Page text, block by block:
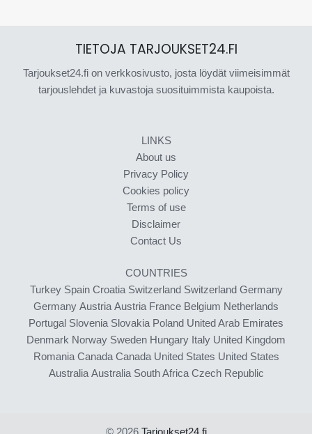
TIETOJA TARJOUKSET24.FI
Tarjoukset24.fi on verkkosivusto, josta löydät viimeisimmät
tarjouslehdet ja kuvastoja suosituimmista kaupoista.
LINKS
About us
Privacy Policy
Cookies policy
Terms of use
Disclaimer
Contact Us
COUNTRIES
Turkey Spain Croatia Switzerland Switzerland Germany
Germany Austria Austria France Belgium Netherlands
Portugal Slovenia Slovakia Poland United Arab Emirates
Denmark Norway Sweden Hungary Italy United Kingdom
Romania Canada Canada United States United States
Australia Australia South Africa Czech Republic
© 2026 Tarjoukset24.fi